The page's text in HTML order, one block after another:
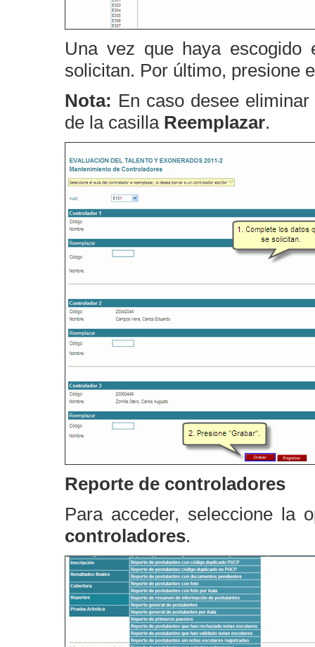
Una vez que haya
solicitan. Por último, presione
Nota: En caso desee
de la casilla Reemplazar.
Reporte de controladores
Para acceder, seleccione la
controladores.